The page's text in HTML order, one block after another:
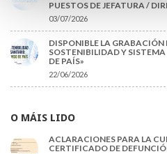
PUESTOS DE JEFATURA /
03/07/2026
DISPONIBLE LA GRABACIÓN
SOSTENIBILIDAD Y
DE PAÍS»
22/06/2026
O MÁIS LIDO
ACLARACIONES PARA LA
CERTIFICADO DE